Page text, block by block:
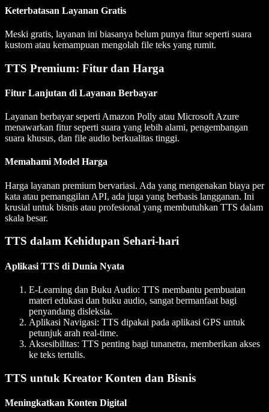
Keterbatasan Layanan Gratis
Meski gratis, layanan ini biasanya belum punya fitur seperti suara
kustom atau kemampuan mengolah file teks yang rumit.
TTS Premium: Fitur dan Harga
Fitur Lanjutan di Layanan Berbayar
Layanan berbayar seperti Amazon Polly atau Microsoft Azure
menawarkan fitur seperti suara yang lebih alami, pengembangan
suara khusus, dan file audio berkualitas tinggi.
Memahami Model Harga
Harga layanan premium bervariasi. Ada yang mengenakan biaya per
kata atau pemanggilan API, ada juga yang berbasis langganan. Ini
krusial untuk bisnis atau profesional yang membutuhkan TTS dalam
skala besar.
TTS dalam Kehidupan Sehari-hari
Aplikasi TTS di Dunia Nyata
E-Learning dan Buku Audio: TTS membantu pembuatan
materi edukasi dan buku audio, sangat bermanfaat bagi
penyandang disleksia.
Aplikasi Navigasi: TTS dipakai pada aplikasi GPS untuk
petunjuk arah real-time.
Aksesibilitas: TTS penting bagi tunanetra, memberikan akses
ke teks tertulis.
TTS untuk Kreator Konten dan Bisnis
Meningkatkan Konten Digital